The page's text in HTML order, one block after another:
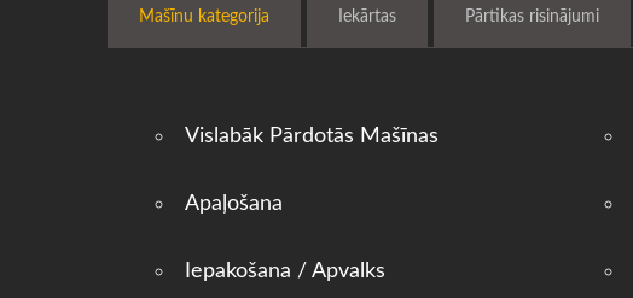
Mašīnu kategorija Iekārtas Pārtikas risinājumi
Vislabāk Pārdotās Mašīnas
Apaļošana
Iepakošana / Apvalks